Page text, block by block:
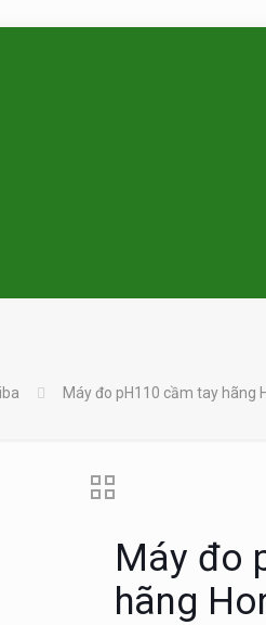
Máy đo pH110 cầm tay hãng
Máy đo
hãng